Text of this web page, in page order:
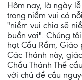
Hôm nay, là ngày
trong niềm vui có
"niềm vui chia sẽ
buồn vơi". Chúng
hạt Cầu Rầm, Giáo
Các Thánh này,
Chầu Thánh Thể
với chủ đề cầu